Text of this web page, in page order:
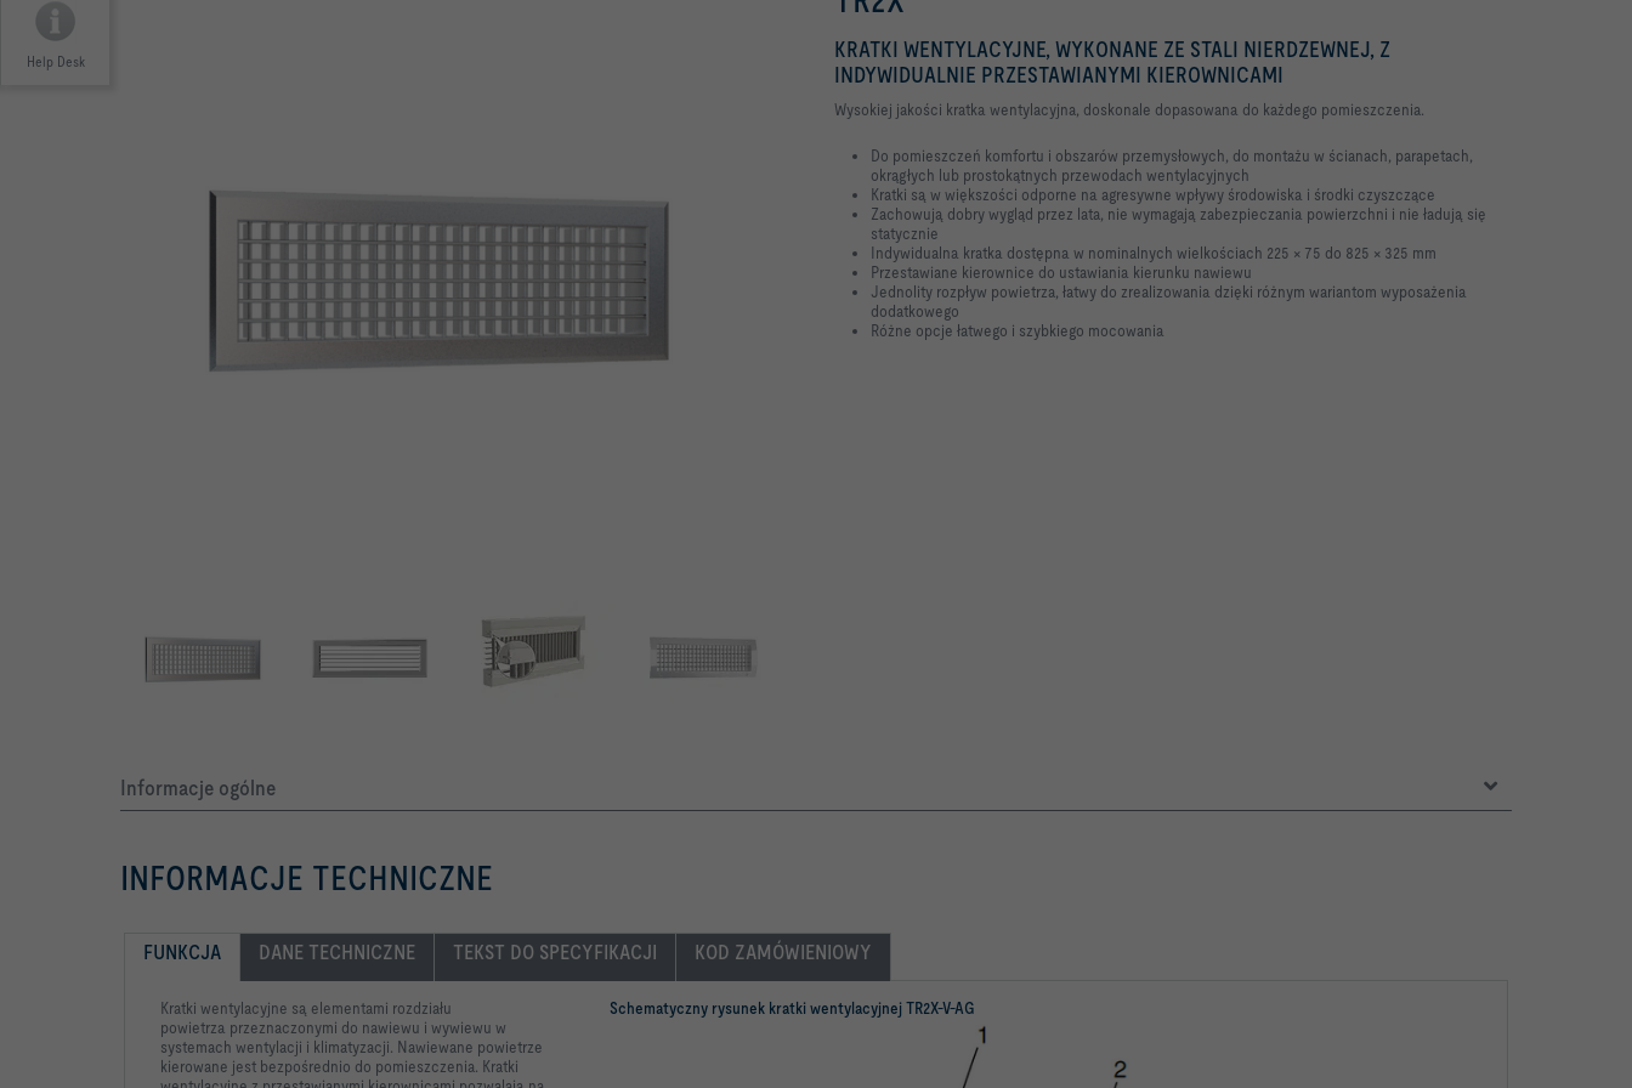
Help Desk
KRATKI WENTYLACYJNE, WYKONANE ZE STALI NIERDZEWNEJ, Z
INDYWIDUALNIE PRZESTAWIANYMI KIEROWNICAMI
Wysokiej jakości kratka wentylacyjna, doskonale dopasowana do każdego pomieszczenia.
Do pomieszczeń komfortu i obszarów przemysłowych, do montażu w ścianach, parapetach,
okrągłych lub prostokątnych przewodach wentylacyjnych
Kratki są w większości odporne na agresywne wpływy środowiska i środki czyszczące
Zachowują dobry wygląd przez lata, nie wymagają zabezpieczania powierzchni i nie ładują się
statycznie
Indywidualna kratka dostępna w nominalnych wielkościach 225 × 75 do 825 × 325 mm
Przestawiane kierownice do ustawiania kierunku nawiewu
Jednolity rozpływ powietrza, łatwy do zrealizowania dzięki różnym wariantom wyposażenia
dodatkowego
Różne opcje łatwego i szybkiego mocowania
Informacje ogólne
INFORMACJE TECHNICZNE
FUNKCJA DANE TECHNICZNE TEKST DO SPECYFIKACJI KOD ZAMÓWIENIOWY
Schematyczny rysunek kratki wentylacyjnej TR2X-V-AG
Kratki wentylacyjne są elementami rozdziału
powietrza przeznaczonymi do nawiewu i wywiewu w
systemach wentylacji i klimatyzacji. Nawiewane powietrze
kierowane jest bezpośrednio do pomieszczenia. Kratki